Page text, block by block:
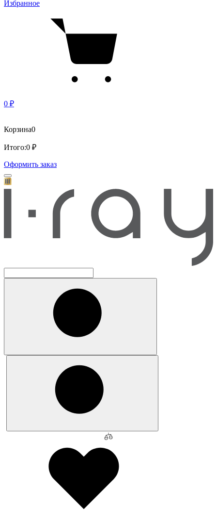
Избранное
0 ₽
Корзина0
Итого:0 ₽
Оформить заказ